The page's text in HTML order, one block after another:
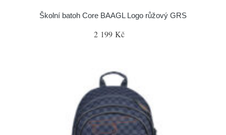
Školní batoh Core BAAGL Logo růžový GRS
2 199 Kč